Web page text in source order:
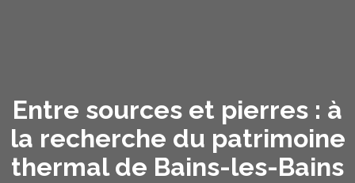
Entre sources et pierres : à
la recherche du patrimoine
thermal de Bains-les-Bains